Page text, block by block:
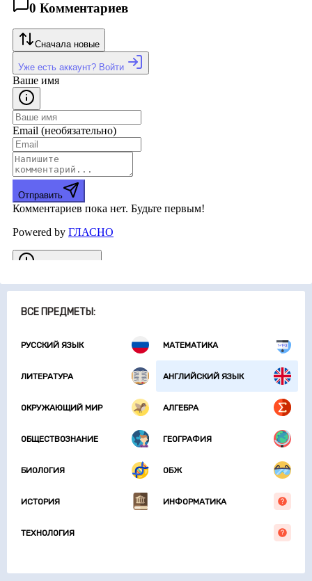
ВСЕ ПРЕДМЕТЫ:
РУССКИЙ ЯЗЫК МАТЕМАТИКА
ЛИТЕРАТУРА АНГЛИЙСКИЙ ЯЗЫК
ОКРУЖАЮЩИЙ МИР АЛГЕБРА
ОБЩЕСТВОЗНАНИЕ ГЕОГРАФИЯ
БИОЛОГИЯ ОБЖ
ИСТОРИЯ ИНФОРМАТИКА
ТЕХНОЛОГИЯ